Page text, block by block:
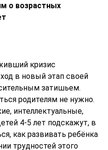
о возрастных
кризис
в новый этап своей
затишьем.
родителям не нужно.
интеллектуальные,
4-5 лет подскажут, в
как развивать ребёнка
трудностей этого